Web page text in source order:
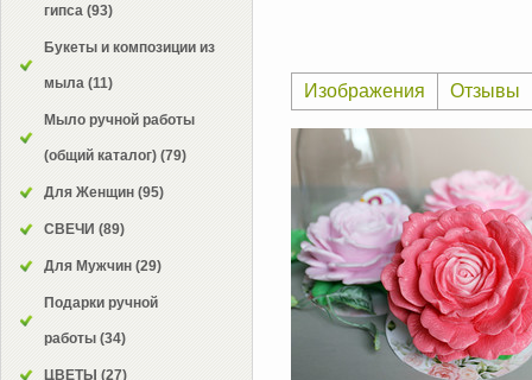
Изображения Отзывы
гипса (93)
Букеты и композиции из
мыла (11)
Мыло ручной работы
(общий каталог) (79)
Для Женщин (95)
СВЕЧИ (89)
Для Мужчин (29)
Подарки ручной
работы (34)
ЦВЕТЫ (27)